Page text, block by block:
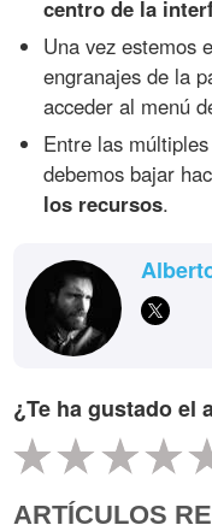
centro de la
Una vez estemos
engranajes de la
acceder al menú
Entre las
debemos bajar
los recursos.
¿Te ha gustado el
ARTÍCULOS